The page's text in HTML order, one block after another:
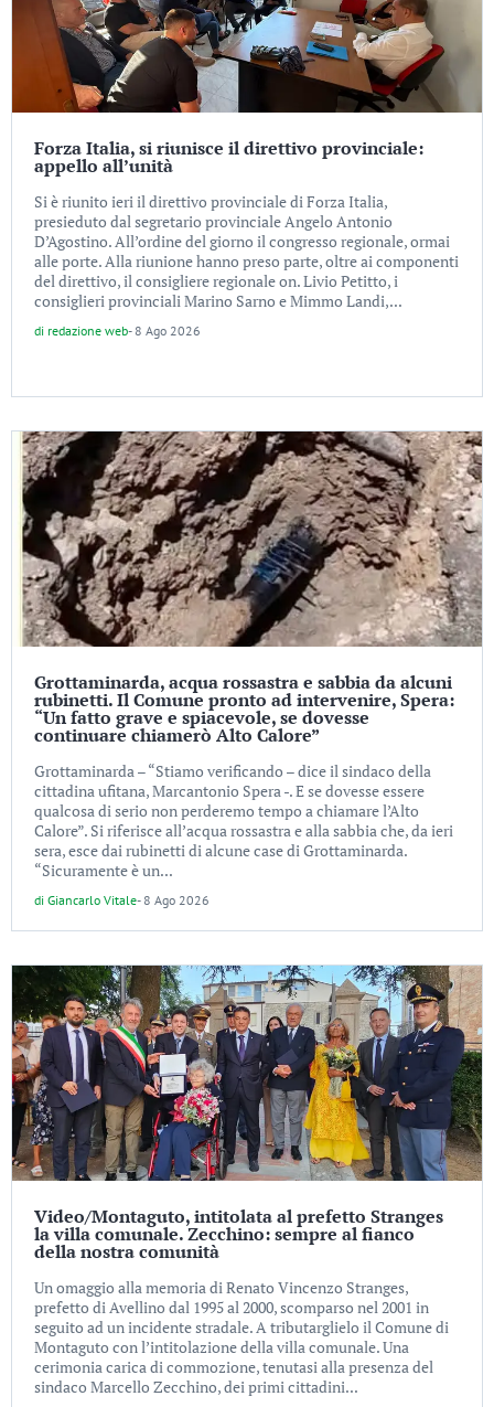
Forza Italia, si riunisce il direttivo provinciale:
appello all’unità
Si è riunito ieri il direttivo provinciale di Forza Italia,
presieduto dal segretario provinciale Angelo Antonio
D’Agostino. All’ordine del giorno il congresso regionale, ormai
alle porte. Alla riunione hanno preso parte, oltre ai componenti
del direttivo, il consigliere regionale on. Livio Petitto, i
consiglieri provinciali Marino Sarno e Mimmo Landi,...
di redazione web- 8 Ago 2026
Grottaminarda, acqua rossastra e sabbia da alcuni
rubinetti. Il Comune pronto ad intervenire, Spera:
“Un fatto grave e spiacevole, se dovesse
continuare chiamerò Alto Calore”
Grottaminarda – “Stiamo verificando – dice il sindaco della
cittadina ufitana, Marcantonio Spera -. E se dovesse essere
qualcosa di serio non perderemo tempo a chiamare l’Alto
Calore”. Si riferisce all’acqua rossastra e alla sabbia che, da ieri
sera, esce dai rubinetti di alcune case di Grottaminarda.
“Sicuramente è un...
di Giancarlo Vitale- 8 Ago 2026
Video/Montaguto, intitolata al prefetto Stranges
la villa comunale. Zecchino: sempre al fianco
della nostra comunità
Un omaggio alla memoria di Renato Vincenzo Stranges,
prefetto di Avellino dal 1995 al 2000, scomparso nel 2001 in
seguito ad un incidente stradale. A tributarglielo il Comune di
Montaguto con l’intitolazione della villa comunale. Una
cerimonia carica di commozione, tenutasi alla presenza del
sindaco Marcello Zecchino, dei primi cittadini...